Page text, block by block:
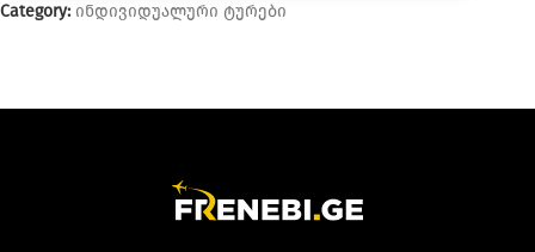
Category: ინდივიდუალური ტურები